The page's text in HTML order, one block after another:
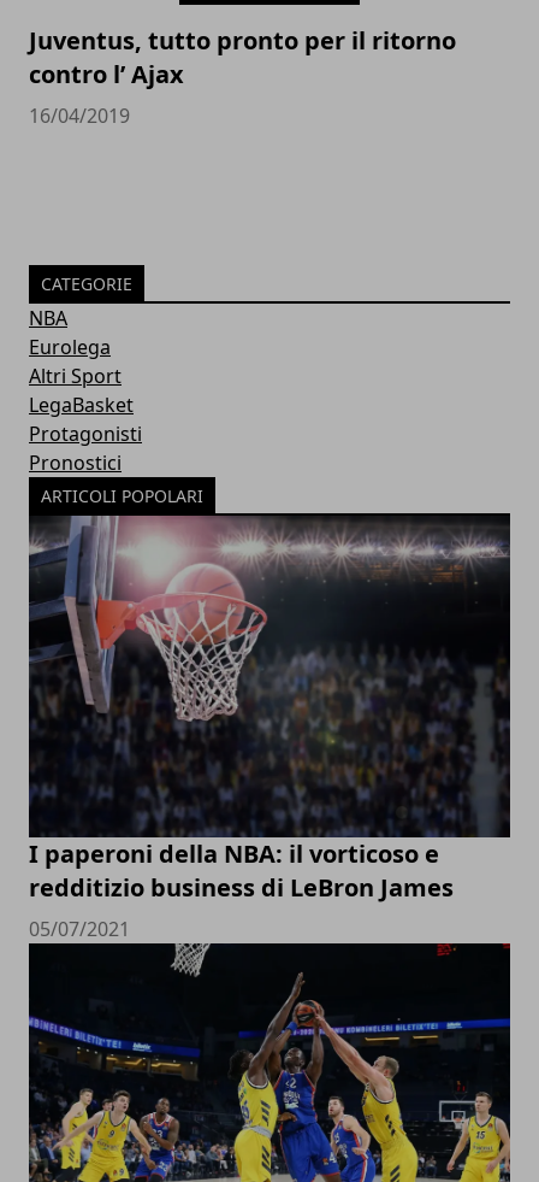
Juventus, tutto pronto per il ritorno
contro l’ Ajax
16/04/2019
CATEGORIE
NBA
Eurolega
Altri Sport
LegaBasket
Protagonisti
Pronostici
ARTICOLI POPOLARI
I paperoni della NBA: il vorticoso e
redditizio business di LeBron James
05/07/2021